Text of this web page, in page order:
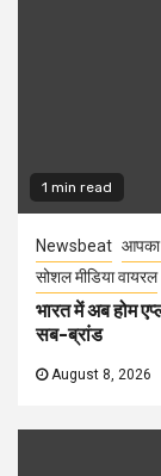
1 min read
Newsbeat
सोशल मीडिया वायरल
भारत में अब होम
सब-ब्रांड
August 8, 2026